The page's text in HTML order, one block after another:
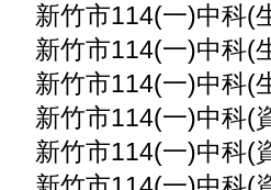
新竹市114(一)中科(
新竹市114(一)中科(
新竹市114(一)中科(
新竹市114(一)中科(
新竹市114(一)中科(